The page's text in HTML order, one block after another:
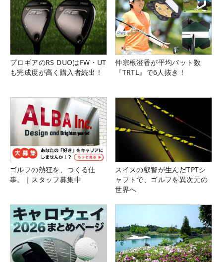
プロギアのRS DUOはFW・UT
も完成度が高く購入者続出！
仲宗根澄香が平均パット数
『TRTL』で6人抜き！
ゴルフの熱狂を、つくる仕
事。｜スタッフ募集中
スイスの叡智が生んだTPTシ
ャフトで、ゴルフを異次元の
世界へ